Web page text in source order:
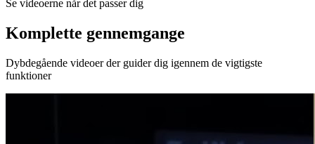
Se videoerne når det passer dig
Komplette gennemgange
Dybdegående videoer der guider dig igennem de vigtigste
funktioner